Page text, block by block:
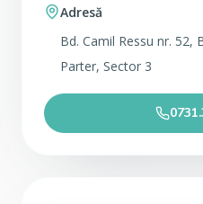
Adresă
Bd. Camil Ressu nr. 52,
Parter, Sector 3